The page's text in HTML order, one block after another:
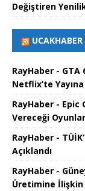
Değiştiren
RayHaber - GTA
Netflix’te
RayHaber - Epic
Vereceği
RayHaber -
Açıklandı
RayHaber -
Üretimine İlişkin